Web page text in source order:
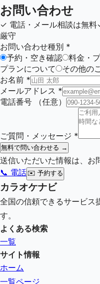
お問い合わせ
✓ 電話・メール相談は無料
厳守
お問い合わせ種別 *
予約・空き確認
料金・
プランについて
その他の
お名前 *
メールアドレス *
電話番号
（任意）
ご質問・メッセージ *
無料で問い合わせる →
送信いただいた情報は、お
📞 電話 ✉️ 予約する
カラオケナビ
全国の信頼できるサービス
す。
よくある検索
一覧
サイト情報
ホーム
一覧ページ